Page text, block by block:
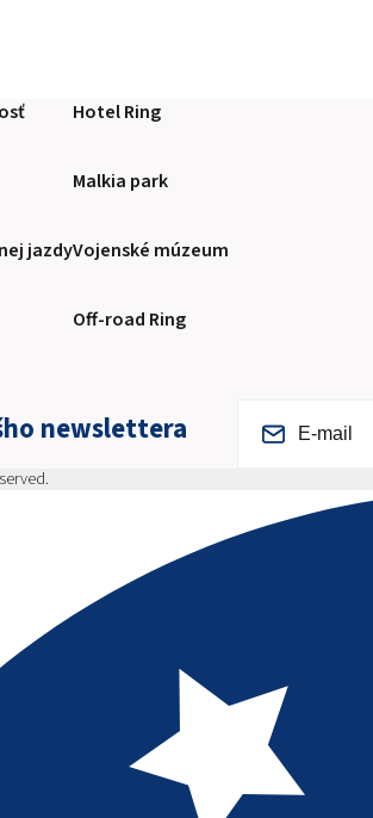
jazdy
Hotel Ring
Malkia park
Vojenské múzeum
Off-road Ring
newslettera